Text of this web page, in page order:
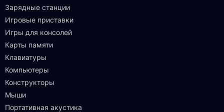
Зарядные станции
Игровые приставки
Игры для консолей
Карты памяти
Клавиатуры
Компьютеры
Конструкторы
Мыши
Портативная акустика